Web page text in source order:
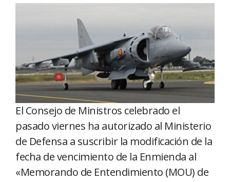
El Consejo de Ministros celebrado el
pasado viernes ha autorizado al Ministerio
de Defensa a suscribir la modificación de la
fecha de vencimiento de la Enmienda al
«Memorando de Entendimiento (MOU) de